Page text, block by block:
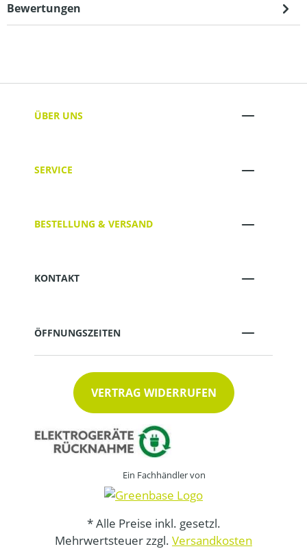
Bewertungen
ÜBER UNS
SERVICE
BESTELLUNG & VERSAND
KONTAKT
ÖFFNUNGSZEITEN
VERTRAG WIDERRUFEN
Ein Fachhändler von
* Alle Preise inkl. gesetzl.
Mehrwertsteuer zzgl. Versandkosten